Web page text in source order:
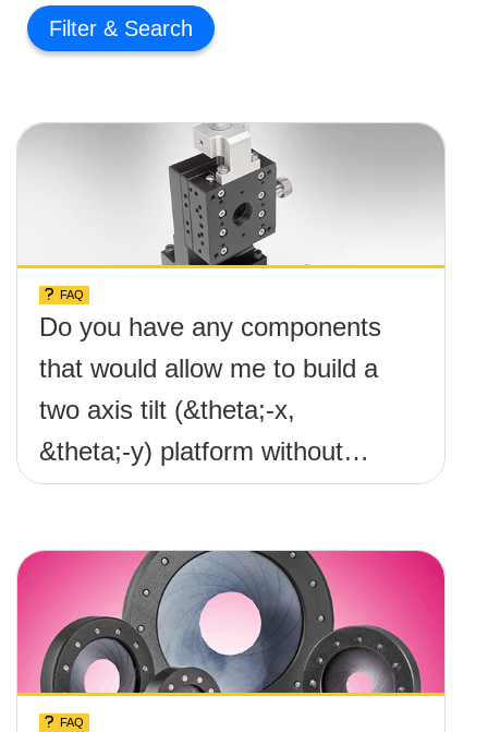
Filter
FAQ
Do you have any components
that would allow me to build a
two axis tilt (&theta;-x,
&theta;-y) platform without
any screws protruding up
FAQ